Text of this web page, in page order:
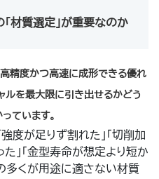
「材質選定」が重要なのか
高精度かつ高速に成形できる優れ
ルを最大限に引き出せるかどう
ています。
度が足りず割れた」「切削加
」「金型寿命が想定より短か
多くが用途に適さない材質